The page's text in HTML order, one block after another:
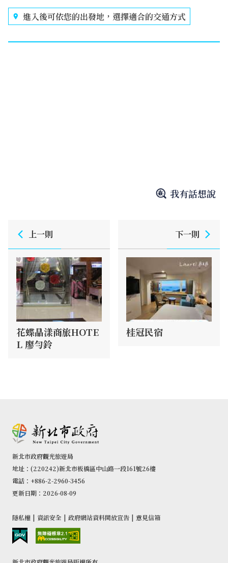
進入後可依您的出發地，選擇適合的交通方式
我有話想說
上一則
花蝶晶漾商旅HOTE
L 廖勻鈴
下一則
桂冠民宿
新北市政府觀光旅遊局
地址：(220242)新北市板橋區中山路一段161號26樓
電話：+886-2-2960-3456
更新日期：2026-08-09
隱私權 | 資訊安全 | 政府網站資料開放宣告 | 意見信箱